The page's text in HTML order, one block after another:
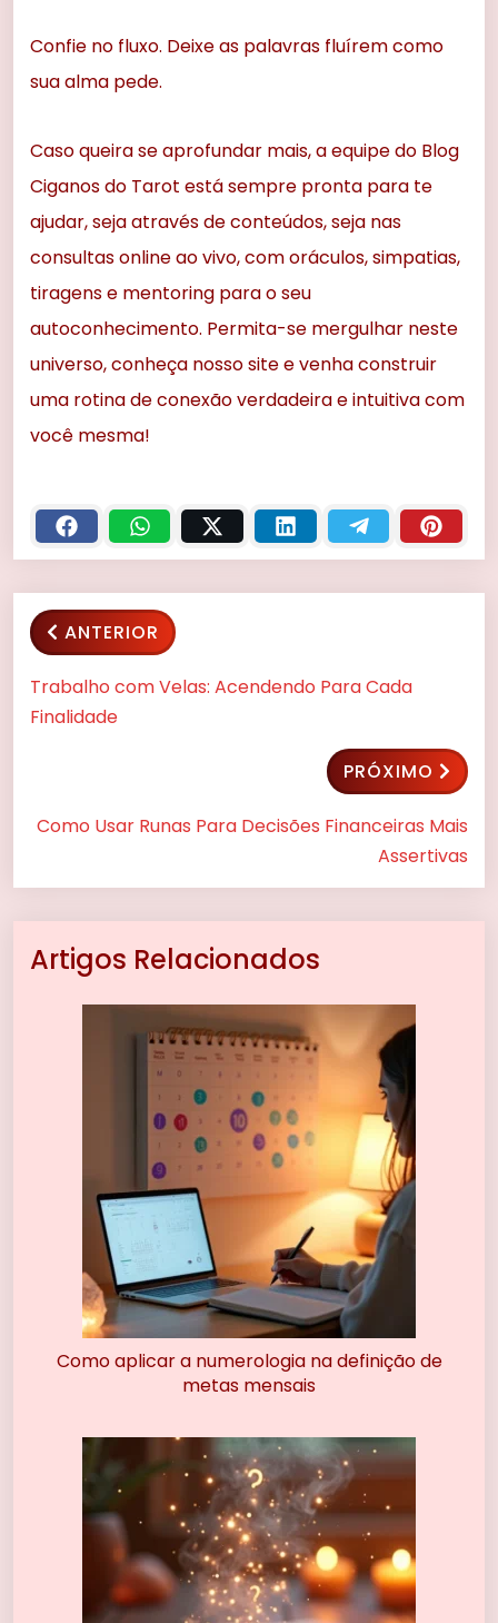
Confie no fluxo. Deixe as palavras fluírem como
sua alma pede.
Caso queira se aprofundar mais, a equipe do Blog
Ciganos do Tarot está sempre pronta para te
ajudar, seja através de conteúdos, seja nas
consultas online ao vivo, com oráculos, simpatias,
tiragens e mentoring para o seu
autoconhecimento. Permita-se mergulhar neste
universo, conheça nosso site e venha construir
uma rotina de conexão verdadeira e intuitiva com
você mesma!
ANTERIOR
Trabalho com Velas: Acendendo Para Cada
Finalidade
PRÓXIMO
Como Usar Runas Para Decisões Financeiras Mais
Assertivas
Artigos Relacionados
Como aplicar a numerologia na definição de
metas mensais